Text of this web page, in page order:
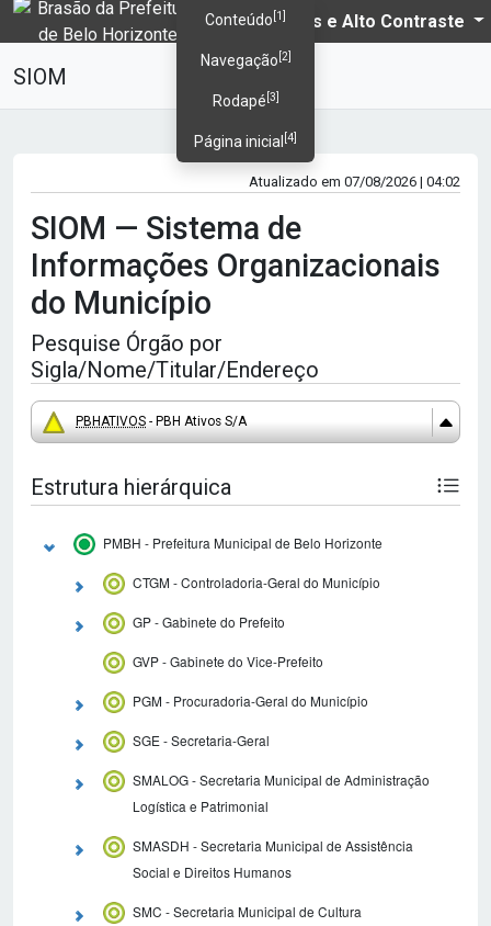
Conteúdo [1]
Navegação [2]
Rodapé [3]
Página inicial [4]
PBH Temas e Alto Contraste
SIOM
Atualizado em 07/08/2026 | 04:02
SIOM — Sistema de
Informações Organizacionais
do Município
Pesquise Órgão por
Sigla/Nome/Titular/Endereço
PBHATIVOS - PBH Ativos S/A
Estrutura hierárquica
PMBH - Prefeitura Municipal de Belo Horizonte
CTGM - Controladoria-Geral do Município
GP - Gabinete do Prefeito
GVP - Gabinete do Vice-Prefeito
PGM - Procuradoria-Geral do Município
SGE - Secretaria-Geral
SMALOG - Secretaria Municipal de Administração
Logística e Patrimonial
SMASDH - Secretaria Municipal de Assistência
Social e Direitos Humanos
SMC - Secretaria Municipal de Cultura